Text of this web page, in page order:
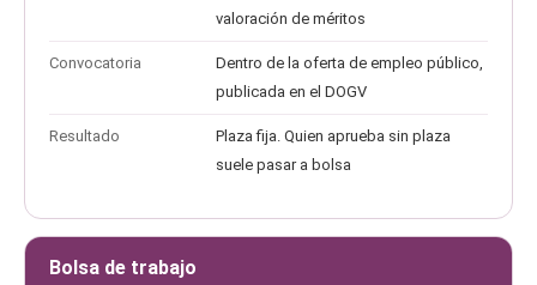
valoración de méritos
Convocatoria
Dentro de la oferta de empleo público,
publicada en el DOGV
Resultado
Plaza fija. Quien aprueba sin plaza
suele pasar a bolsa
Bolsa de trabajo